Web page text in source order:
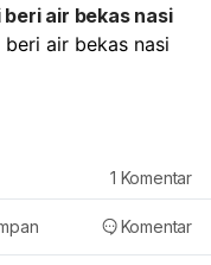
air bekas nasi
air bekas nasi
Komentar
1 Komentar